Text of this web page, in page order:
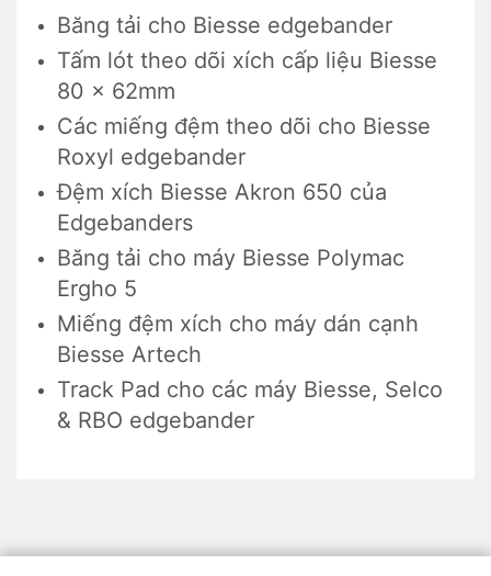
Băng tải cho Biesse edgebander
Tấm lót theo dõi xích cấp liệu Biesse
80 x 62mm
Các miếng đệm theo dõi cho Biesse
Roxyl edgebander
Đệm xích Biesse Akron 650 của
Edgebanders
Băng tải cho máy Biesse Polymac
Ergho 5
Miếng đệm xích cho máy dán cạnh
Biesse Artech
Track Pad cho các máy Biesse, Selco
& RBO edgebander